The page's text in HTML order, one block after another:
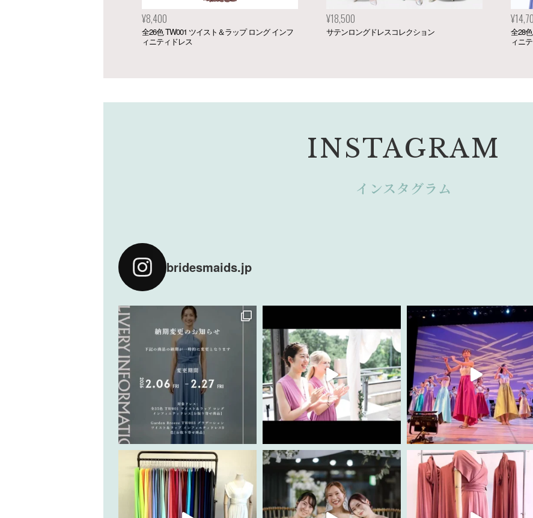
全26色 TW001 ツイスト＆ラップ ロング インフ
サテンロングドレスコレクション
全28色 TW002 ツイスト＆ラップ ロング インフ
INSTAGRAM
インスタグラム
bridesmaids.jp